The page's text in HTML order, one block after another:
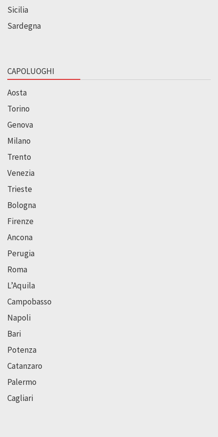
Sicilia
Sardegna
CAPOLUOGHI
Aosta
Torino
Genova
Milano
Trento
Venezia
Trieste
Bologna
Firenze
Ancona
Perugia
Roma
L’Aquila
Campobasso
Napoli
Bari
Potenza
Catanzaro
Palermo
Cagliari